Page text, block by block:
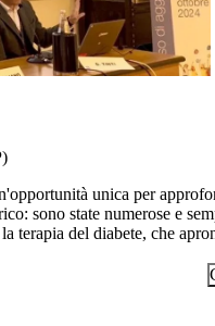
unica per
sono state numerose e
terapia del diabete, che